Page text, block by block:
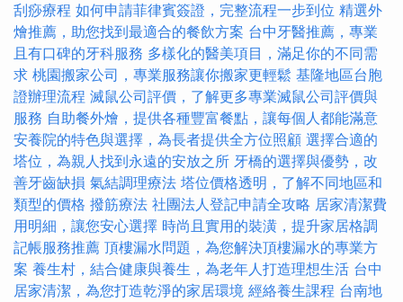
刮痧療程 如何申請菲律賓簽證，完整流程一步到位 精選外
燴推薦，助您找到最適合的餐飲方案 台中牙醫推薦，專業
且有口碑的牙科服務 多樣化的醫美項目，滿足你的不同需
求 桃園搬家公司，專業服務讓你搬家更輕鬆 基隆地區台胞
證辦理流程 滅鼠公司評價，了解更多專業滅鼠公司評價與
服務 自助餐外燴，提供各種豐富餐點，讓每個人都能滿意
安養院的特色與選擇，為長者提供全方位照顧 選擇合適的
塔位，為親人找到永遠的安放之所 牙橋的選擇與優勢，改
善牙齒缺損 氣結調理療法 塔位價格透明，了解不同地區和
類型的價格 撥筋療法 社團法人登記申請全攻略 居家清潔費
用明細，讓您安心選擇 時尚且實用的裝潢，提升家居格調
記帳服務推薦 頂樓漏水問題，為您解決頂樓漏水的專業方
案 養生村，結合健康與養生，為老年人打造理想生活 台中
居家清潔，為您打造乾淨的家居環境 經絡養生課程 台南地